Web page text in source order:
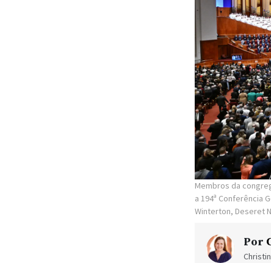
Membros da
a 194ª Conferência
Winterton, Deseret
Por